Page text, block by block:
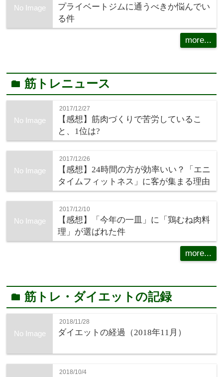
No Image
プライベートジムに通うべきか悩んでい
る件
more...
folder筋トレニュース
No Image
2017/12/27
【感想】筋肉づくりで苦労しているこ
と、1位は?
No Image
2017/12/26
【感想】24時間の方が効率いい？「エニ
タイムフィットネス」に客が集まる理由
No Image
2017/12/10
【感想】「今年の一皿」に「鶏むね肉料
理」が選ばれた件
more...
folder筋トレ・ダイエットの記録
No Image
2018/11/28
ダイエットの経過（2018年11月）
2018/10/4